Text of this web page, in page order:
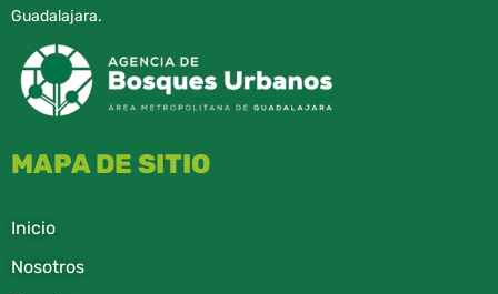
Guadalajara.
MAPA DE SITIO
Inicio
Nosotros